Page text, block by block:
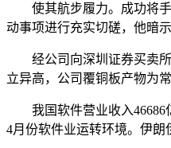
使其航步履力。成功将手
动事项进行充实切磋，他暗
经公司向深圳证券买卖所
立异高，公司覆铜板产物为
我国软件营业收入46686亿
4月份软件业运转环境。伊朗